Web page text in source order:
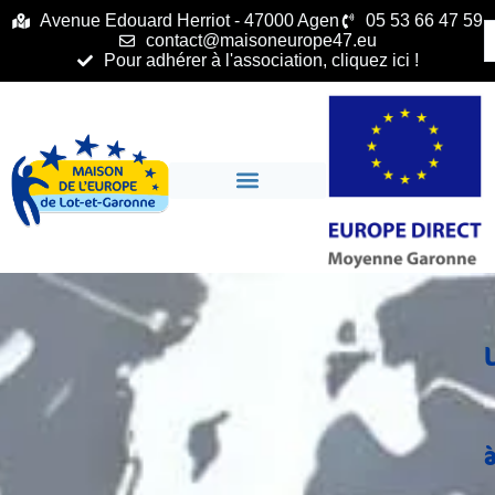
principalAvenue Edouard Herriot - 47000 Agen
05 53 66 47 59
contact@maisoneurope47.eu
Pour adhérer à l'association, cliquez ici !